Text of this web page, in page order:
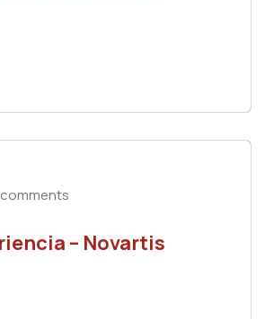
– Novartis